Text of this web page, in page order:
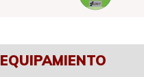
EQUIPAMIENTO